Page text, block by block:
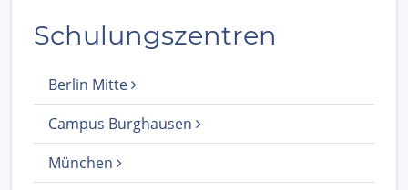
Schulungszentren
Berlin Mitte
Campus Burghausen
München